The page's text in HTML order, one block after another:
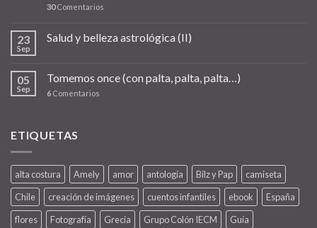
30Comentarios
23
Sep
Salud y belleza astrológica (II)
05
Sep
Tomemos once (con palta, palta, palta…)
6 Comentarios
ETIQUETAS
alta costura Amely amor antología Bilz y Pap
camiseta
Chile
creación de imágenes cuentos infantiles ebook
España
flores
Fotografía Grecia Grupo Colón IECM
Guía